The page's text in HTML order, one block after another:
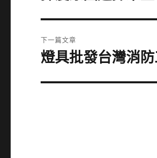
篇
文
章:
下一篇文章
下
篇
燈具批發台灣消